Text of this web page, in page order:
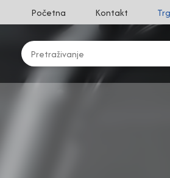
Početna Kontakt